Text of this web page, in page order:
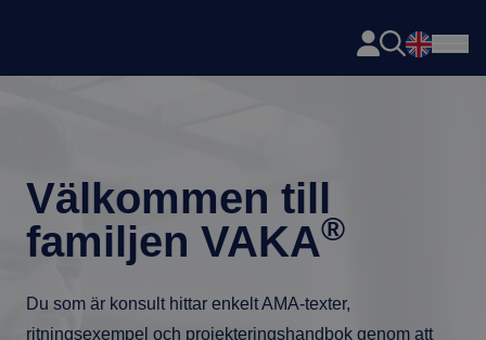
Välkommen till
familjen VAKA®
Du som är konsult hittar enkelt AMA-texter,
ritningsexempel och projekteringshandbok genom att